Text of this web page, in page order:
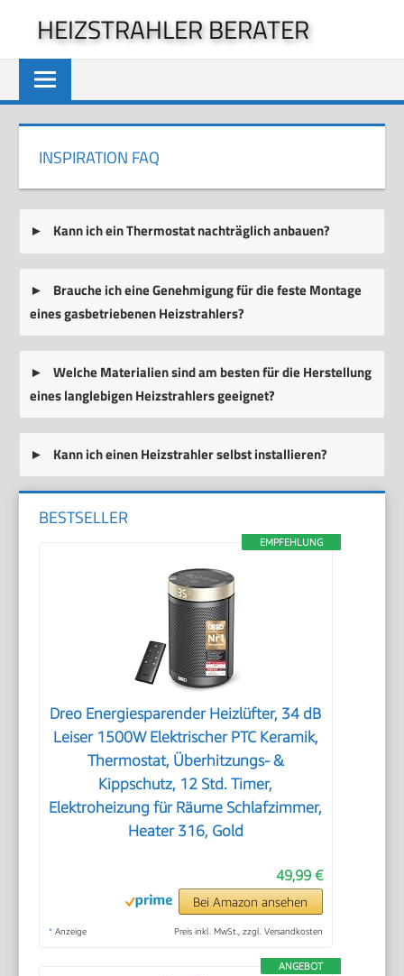
springen
HEIZSTRAHLER BERATER
INSPIRATION FAQ
Kann ich ein Thermostat nachträglich anbauen?
Brauche ich eine Genehmigung für die feste Montage
eines gasbetriebenen Heizstrahlers?
Welche Materialien sind am besten für die Herstellung
eines langlebigen Heizstrahlers geeignet?
Kann ich einen Heizstrahler selbst installieren?
BESTSELLER
EMPFEHLUNG
Dreo Energiesparender Heizlüfter, 34 dB
Leiser 1500W Elektrischer PTC Keramik,
Thermostat, Überhitzungs- &
Kippschutz, 12 Std. Timer,
Elektroheizung für Räume Schlafzimmer,
Heater 316, Gold
49,99 €
Bei Amazon ansehen
* Anzeige Preis inkl. MwSt., zzgl. Versandkosten
ANGEBOT